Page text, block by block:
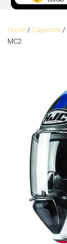
Home/ Capacete/
MC2